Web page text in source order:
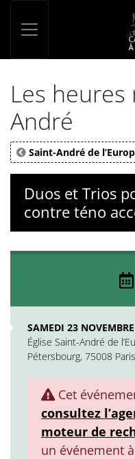
Les
André
Saint-André de
Duos et Trios
contre téno
SAMEDI 23
Église Saint-André de
Pétersbourg, 75008
Cet
consultez
moteur de
un événement
Panneau de gestion des